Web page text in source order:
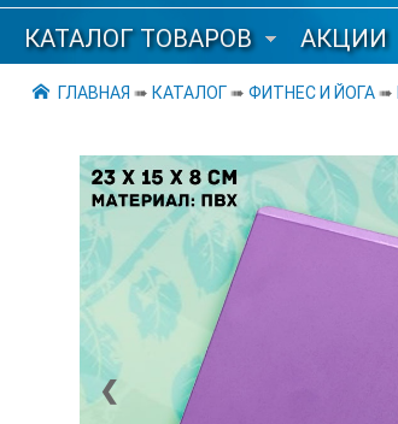
КАТАЛОГ ТОВАРОВ АКЦИИ
ГЛАВНАЯ ➠ КАТАЛОГ➠ ФИТНЕС И ЙОГА➠
❮